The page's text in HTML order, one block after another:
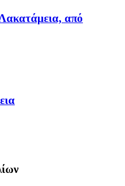
από